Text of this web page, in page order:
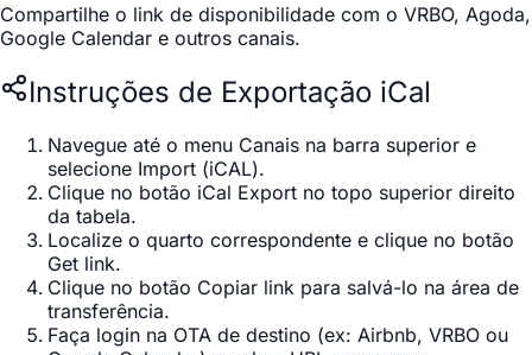
Compartilhe o link de disponibilidade com o VRBO, Agoda,
Google Calendar e outros canais.
Instruções de Exportação iCal
Navegue até o menu Canais na barra superior e
selecione Import (iCAL).
Clique no botão iCal Export no topo superior direito
da tabela.
Localize o quarto correspondente e clique no botão
Get link.
Clique no botão Copiar link para salvá-lo na área de
transferência.
Faça login na OTA de destino (ex: Airbnb, VRBO ou